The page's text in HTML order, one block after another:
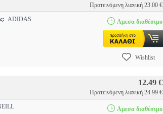
Προτεινόμενη λιανική 23.00 €
ADIDAS
Αμεσα διαθέσιμο
Wishlist
12.49 €
Προτεινόμενη λιανική 24.99 €
Αμεσα διαθέσιμο